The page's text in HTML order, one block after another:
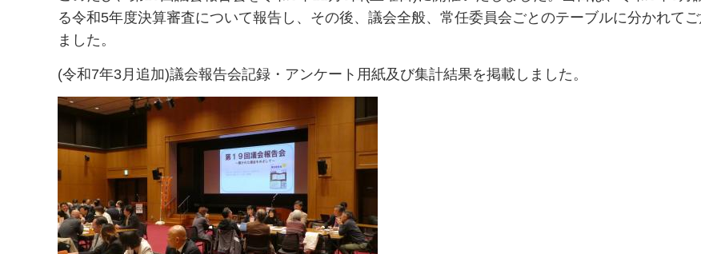
る令和5年度決算審査について報告し、その後、議会全般、常任委員会ごとのテーブルに分かれて
ました。
(令和7年3月追加)議会報告会記録・アンケート用紙及び集計結果を掲載しました。